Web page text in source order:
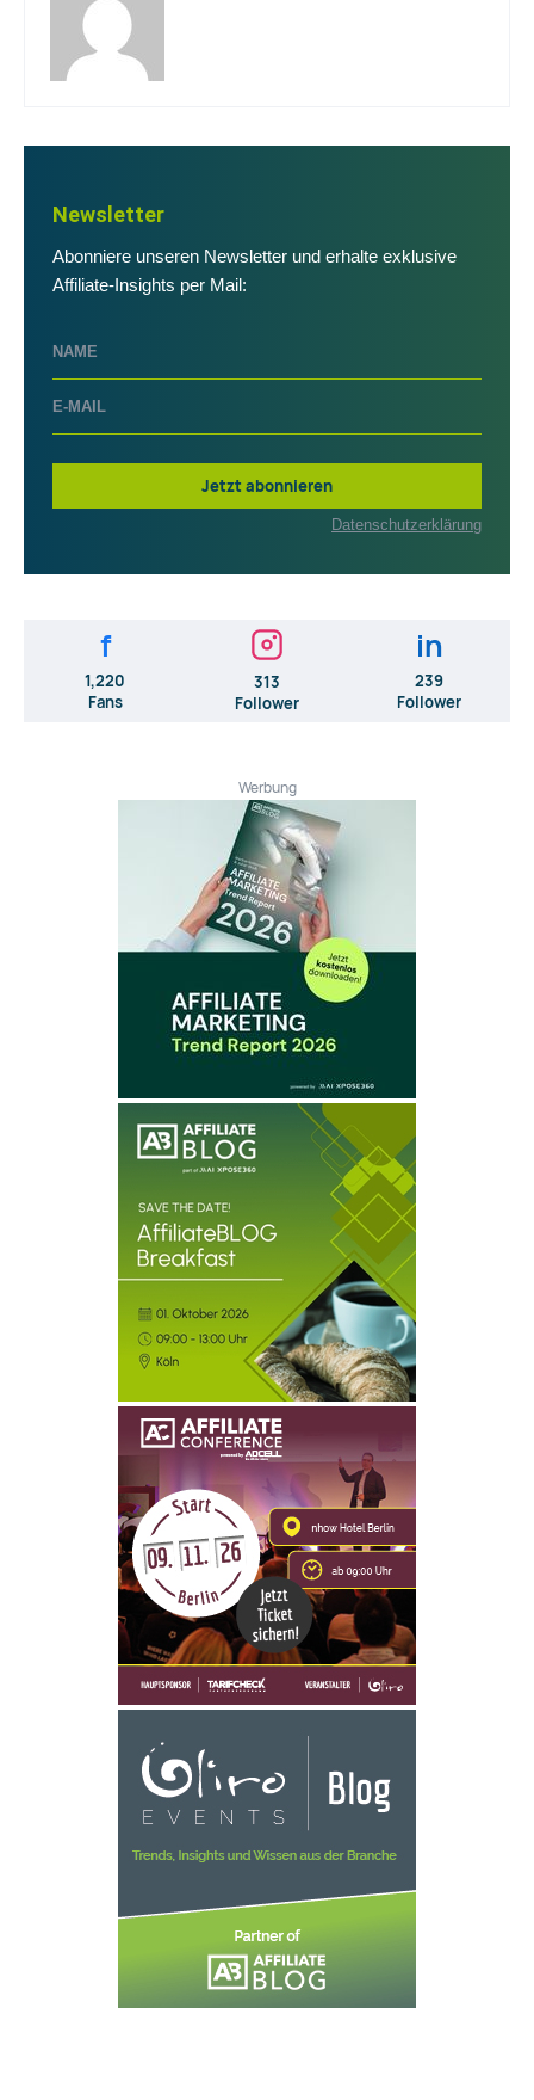
Newsletter
Abonniere unseren Newsletter und erhalte exklusive
Affiliate-Insights per Mail:
Jetzt abonnieren
Datenschutzerklärung
f
1,220
Fans
313
Follower
in
239
Follower
Werbung